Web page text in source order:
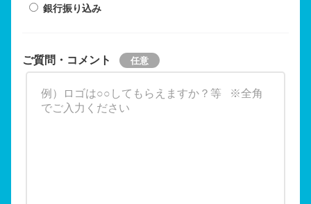
銀行振り込み
ご質問・コメント